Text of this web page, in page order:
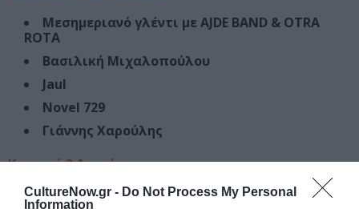
CultureNow.gr - Do Not Process My Personal
Information
Μεσημεριανό γλέντι με AJDE BAND & OTRA
ROTA
Βασιλική Μιχαλοπούλου
Jaul
Novel 729
Γιάννης Χαρούλης
Κυριακή 2 Αυγούστου
Μεσημεριανό γλέντι με BANDA ENTOPICA